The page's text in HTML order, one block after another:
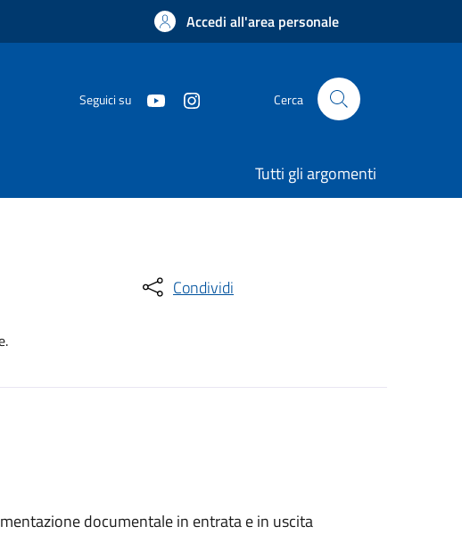
Accedi all'area personale
Seguici su Cerca
Tutti gli argomenti
Condividi
documentale in entrata e in uscita